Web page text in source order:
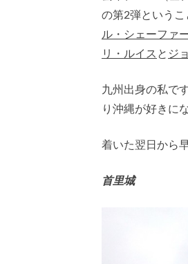
の第2弾という
ル・シェーファ
リ・ルイス と ジ
九州出身の私で
り沖縄が好きに
着いた翌日から
首里城